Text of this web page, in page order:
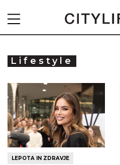
Lifestyle
LEPOTA IN ZDRAVJE